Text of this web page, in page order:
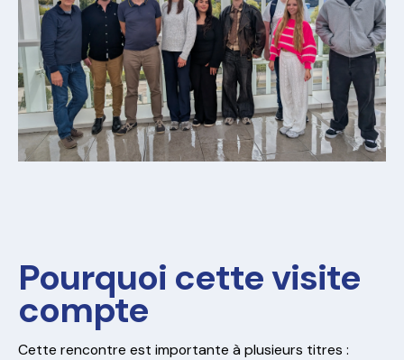
Pourquoi cette visite
compte
Cette rencontre est importante à plusieurs titres :